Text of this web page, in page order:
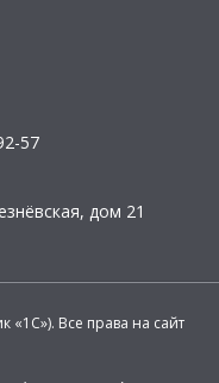
57
дом 21
Все права на сайт